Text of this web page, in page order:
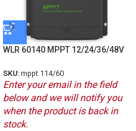
WLR 60140 MPPT 12/24/36/48V
SKU: mppt 114/60
Enter your email in the field
below and we will notify you
when the product is back in
stock.